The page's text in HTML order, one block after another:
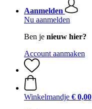
Aanmelden
Nu aanmelden
Ben je nieuw hier?
Account aanmaken
Winkelmandje € 0,00